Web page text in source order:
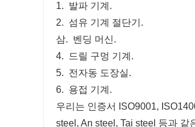
1. 발파 기계.
2. 섬유 기계 절단기.
삼. 벤딩 머신.
4. 드릴 구멍 기계.
5. 전자동 도장실.
6. 용접 기계.
우리는 인증서 ISO9001,
steel, An steel, Tai steel 등과